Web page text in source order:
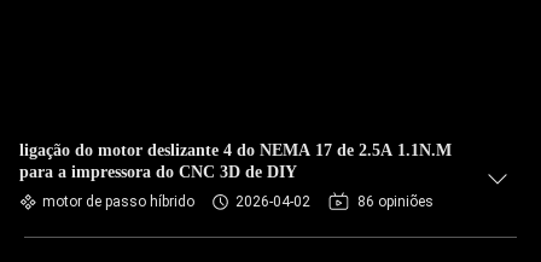
ligação do motor deslizante 4 do NEMA 17 de 2.5A 1.1N.M
para a impressora do CNC 3D de DIY
motor de passo híbrido 2026-04-02 86 opiniões